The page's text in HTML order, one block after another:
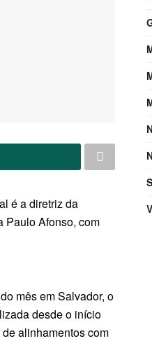
é a diretriz da
Paulo Afonso, com
mês em Salvador, o
desde o início
alinhamentos com